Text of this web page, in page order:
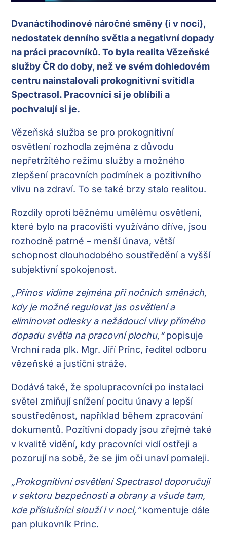
Dvanáctihodinové náročné směny (i v noci),
nedostatek denního světla a negativní dopady
na práci pracovníků. To byla realita Vězeňské
služby ČR do doby, než ve svém dohledovém
centru nainstalovali prokognitivní svítidla
Spectrasol. Pracovníci si je oblíbili a
pochvalují si je.
Vězeňská služba se pro prokognitivní
osvětlení rozhodla zejména z důvodu
nepřetržitého režimu služby a možného
zlepšení pracovních podmínek a pozitivního
vlivu na zdraví. To se také brzy stalo realitou.
Rozdíly oproti běžnému umělému osvětlení,
které bylo na pracovišti využíváno dříve, jsou
rozhodně patrné – menší únava, větší
schopnost dlouhodobého soustředění a vyšší
subjektivní spokojenost.
„Přínos vidíme zejména při nočních směnách,
kdy je možné regulovat jas osvětlení a
eliminovat odlesky a nežádoucí vlivy přímého
dopadu světla na pracovní plochu,“popisuje
Vrchní rada plk. Mgr. Jiří Princ, ředitel odboru
vězeňské a justiční stráže.
Dodává také, že spolupracovníci po instalaci
světel zmiňují snížení pocitu únavy a lepší
soustředěnost, například během zpracování
dokumentů. Pozitivní dopady jsou zřejmé také
v kvalitě vidění, kdy pracovníci vidí ostřeji a
pozorují na sobě, že se jim oči unaví pomaleji.
„Prokognitivní osvětlení Spectrasol doporučuji
v sektoru bezpečnosti a obrany a všude tam,
kde příslušníci slouží i v noci,“komentuje dále
pan plukovník Princ.